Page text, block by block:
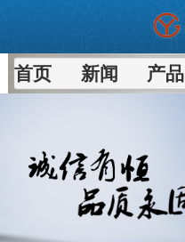
首页 新闻 产品